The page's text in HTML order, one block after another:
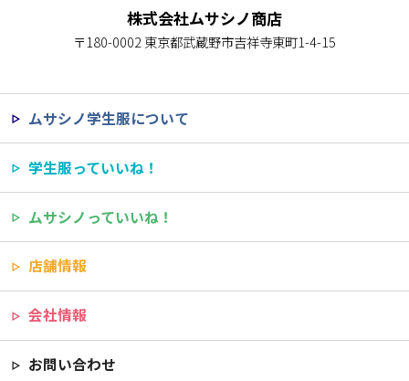
株式会社ムサシノ商店
〒180-0002 東京都武蔵野市吉祥寺東町1-4-15
ムサシノ学生服について
学生服っていいね！
ムサシノっていいね！
店舗情報
会社情報
お問い合わせ